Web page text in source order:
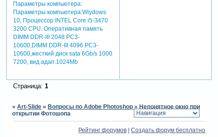
Параметры компьютера:
Параметры компьютера:Wiydows
10, Процессор INTEL Core i5-3470
3200 CРU. Оперативная память
DIMM DDR-III 2048 РC3-
10600,DIMM DDR-III 4096 РC3-
10600,жесткий диск sata 6Gb/s 1000
7200, вид.адап.1024Mb
Страница: 1
»Art-Slide » Вопросы по Adobe Photoshop » Непонятное окно при
открытии Фотошопа
Рейтинг форумов |Создать форум бесплатно